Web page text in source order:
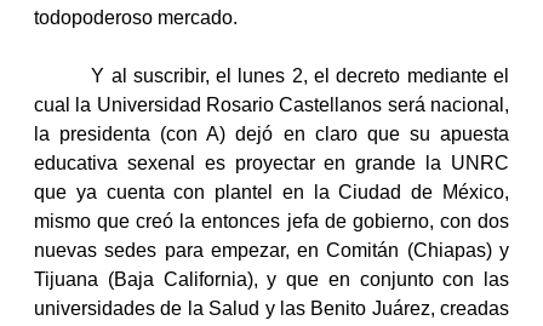
todopoderoso mercado.
Y al suscribir, el lunes 2, el decreto mediante el
cual la Universidad Rosario Castellanos será nacional,
la presidenta (con A) dejó en claro que su apuesta
educativa sexenal es proyectar en grande la UNRC
que ya cuenta con plantel en la Ciudad de México,
mismo que creó la entonces jefa de gobierno, con dos
nuevas sedes para empezar, en Comitán (Chiapas) y
Tijuana (Baja California), y que en conjunto con las
universidades de la Salud y las Benito Juárez, creadas